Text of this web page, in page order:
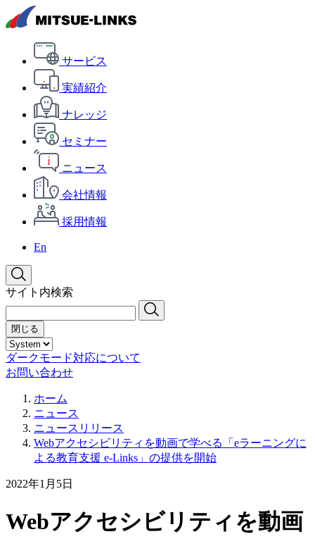
サービス
実績紹介
ナレッジ
セミナー
ニュース
会社情報
採用情報
En
サイト内検索
閉じる
ダークモード対応について
お問い合わせ
ホーム
ニュース
ニュースリリース
Webアクセシビリティを動画で学べる「eラーニングに
よる教育支援 e-Links」の提供を開始
2022年1月5日
Webアクセシビリティを動画